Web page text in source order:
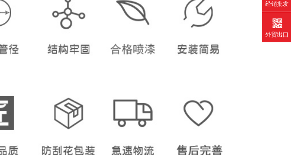
经销批发
外贸出口